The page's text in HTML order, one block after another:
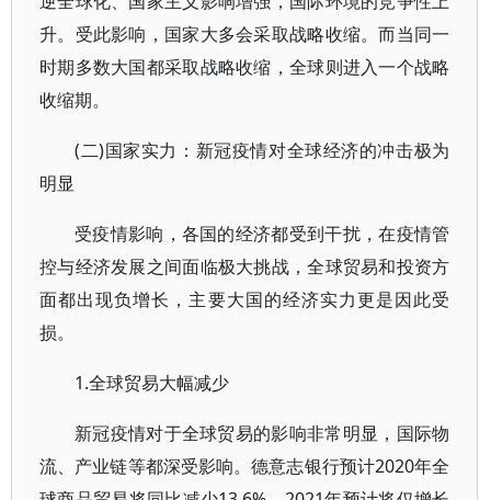
升。受此影响，国家大多会采取战略收缩。而当同一
时期多数大国都采取战略收缩，全球则进入一个战略
收缩期。
(二)国家实力：新冠疫情对全球经济的冲击极为
明显
受疫情影响，各国的经济都受到干扰，在疫情管
控与经济发展之间面临极大挑战，全球贸易和投资方
面都出现负增长，主要大国的经济实力更是因此受
损。
1.全球贸易大幅减少
新冠疫情对于全球贸易的影响非常明显，国际物
流、产业链等都深受影响。德意志银行预计2020年全